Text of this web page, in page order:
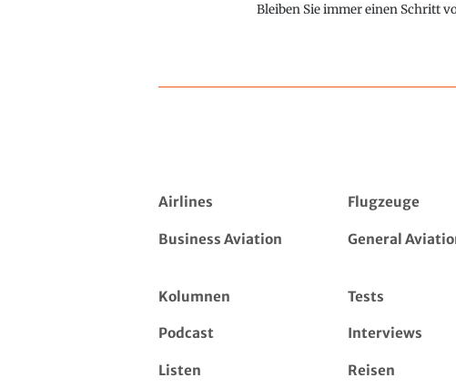
Bleiben Sie immer einen Schritt
Airlines Flugzeuge
Business Aviation General
Kolumnen Tests
Podcast Interviews
Listen Reisen